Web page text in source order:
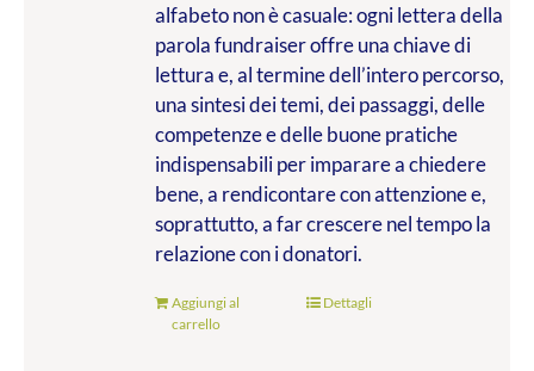
alfabeto non è casuale: ogni lettera della
parola fundraiser offre una chiave di
lettura e, al termine dell’intero percorso,
una sintesi dei temi, dei passaggi, delle
competenze e delle buone pratiche
indispensabili per imparare a chiedere
bene, a rendicontare con attenzione e,
soprattutto, a far crescere nel tempo la
relazione con i donatori.
Aggiungi al
carrello
Dettagli